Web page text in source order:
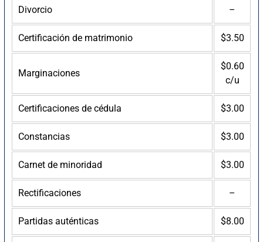
Divorcio –
Certificación de matrimonio $3.50
Marginaciones
$0.60
c/u
Certificaciones de cédula $3.00
Constancias $3.00
Carnet de minoridad $3.00
Rectificaciones –
Partidas auténticas $8.00